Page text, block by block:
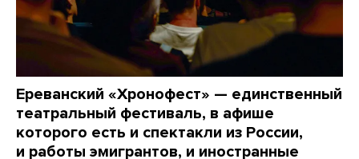
Ереванский «Хронофест» — единственный
театральный фестиваль, в афише
которого есть и спектакли из России,
и работы эмигрантов, и иностранные